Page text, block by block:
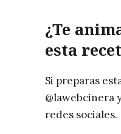
¿Te
esta
Si preparas
@lawebcinera
redes sociales.